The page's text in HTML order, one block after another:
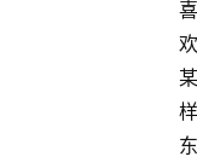
喜
欢
某
样
东